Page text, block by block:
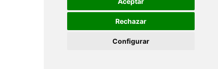
Rechazar
Configurar